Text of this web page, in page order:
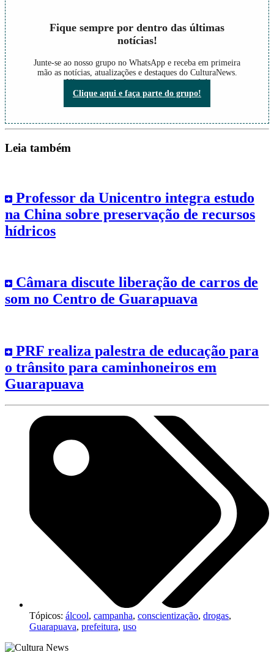
Fique sempre por dentro das últimas
notícias!
Junte-se ao nosso grupo no WhatsApp e receba em primeira
mão as notícias, atualizações e destaques do CulturaNews.
Não perca nada do que está acontecendo!
Clique aqui e faça parte do grupo!
Leia também
Professor da Unicentro integra estudo
na China sobre preservação de recursos
hídricos
Câmara discute liberação de carros de
som no Centro de Guarapuava
PRF realiza palestra de educação para
o trânsito para caminhoneiros em
Guarapuava
Tópicos: álcool, campanha, conscientização, drogas,
Guarapuava, prefeitura, uso